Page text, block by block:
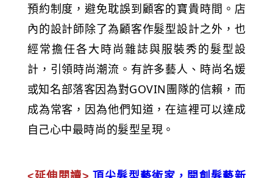
預約制度，避免耽誤到顧客的寶貴時間。店
內的設計師除了為顧客作髮型設計之外，也
經常擔任各大時尚雜誌與服裝秀的髮型設
計，引領時尚潮流。有許多藝人、時尚名媛
或知名部落客因為對GOVIN團隊的信賴，而
成為常客，因為他們知道，在這裡可以達成
自己心中最時尚的髮型呈現。